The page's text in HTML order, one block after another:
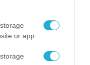
or app.